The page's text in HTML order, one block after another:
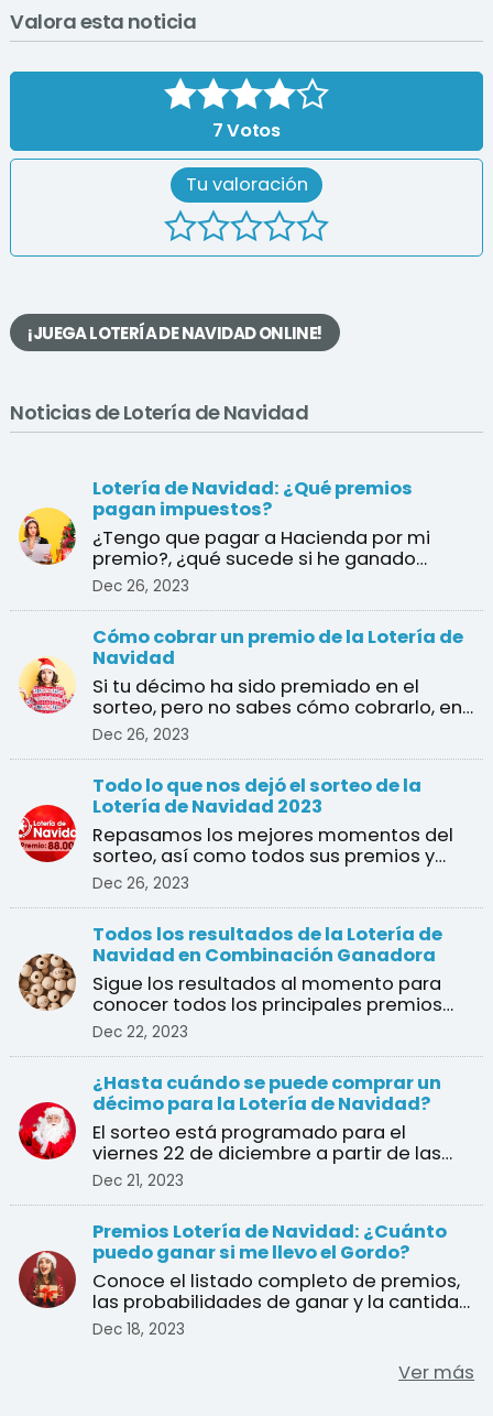
Valora esta noticia
7Votos
Tu valoración
¡JUEGA LOTERÍA DE NAVIDAD ONLINE!
Noticias de Lotería de Navidad
Lotería de Navidad: ¿Qué premios
pagan impuestos?
¿Tengo que pagar a Hacienda por mi
premio?, ¿qué sucede si he ganado
varios premios?, ¿cuál es e ...
Dec 26, 2023
Cómo cobrar un premio de la Lotería de
Navidad
Si tu décimo ha sido premiado en el
sorteo, pero no sabes cómo cobrarlo, en
esta guía te explica ...
Dec 26, 2023
Todo lo que nos dejó el sorteo de la
Lotería de Navidad 2023
Repasamos los mejores momentos del
sorteo, así como todos sus premios y
ganadores
Dec 26, 2023
Todos los resultados de la Lotería de
Navidad en Combinación Ganadora
Sigue los resultados al momento para
conocer todos los principales premios
del sorteo de Navidad
Dec 22, 2023
¿Hasta cuándo se puede comprar un
décimo para la Lotería de Navidad?
El sorteo está programado para el
viernes 22 de diciembre a partir de las
Dec 21, 2023
Premios Lotería de Navidad: ¿Cuánto
puedo ganar si me llevo el Gordo?
Conoce el listado completo de premios,
las probabilidades de ganar y la cantidad
de décimos en j ...
Dec 18, 2023
Ver más